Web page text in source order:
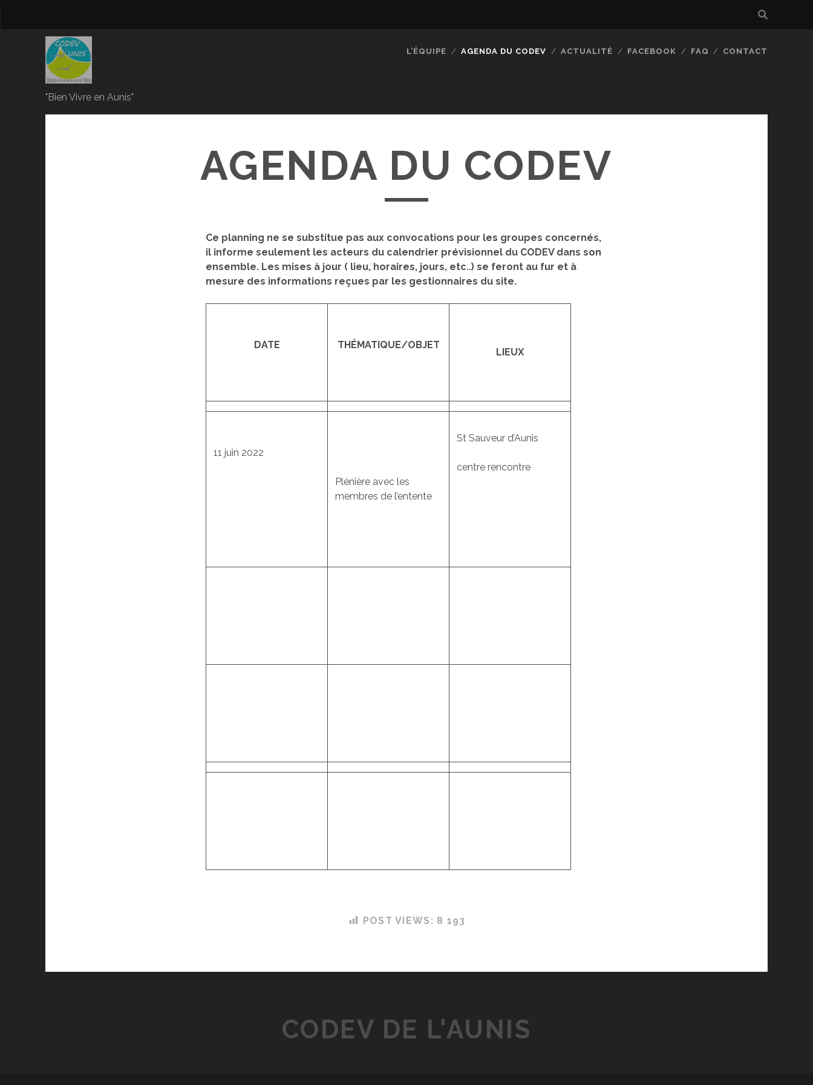
"Bien Vivre en Aunis"
L’ÉQUIPE AGENDA DU CODEV ACTUALITÉ FACEBOOK FAQ CONTACT
AGENDA DU CODEV
Ce planning ne se substitue pas aux convocations pour les groupes concernés,
il informe seulement les acteurs du calendrier prévisionnel du CODEV dans son
ensemble. Les mises à jour ( lieu, horaires, jours, etc..) se feront au fur et à
mesure des informations reçues par les gestionnaires du site.
DATE THÉMATIQUE/OBJET
LIEUX
11 juin 2022
Plénière avec les
membres de l’entente
St Sauveur d’Aunis
centre rencontre
POST VIEWS: 8 193
CODEV DE L'AUNIS